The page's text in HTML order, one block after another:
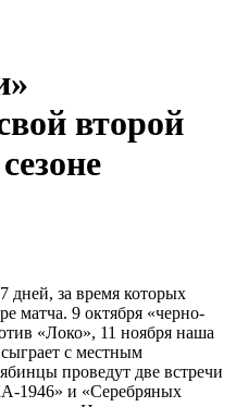
второй
дней, за время которых
матча. 9 октября «черно-
«Локо», 11 ноября наша
с местным
проведут две встречи
1946» и «Серебряных